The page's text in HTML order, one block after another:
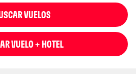
VUELOS
VUELO + HOTEL